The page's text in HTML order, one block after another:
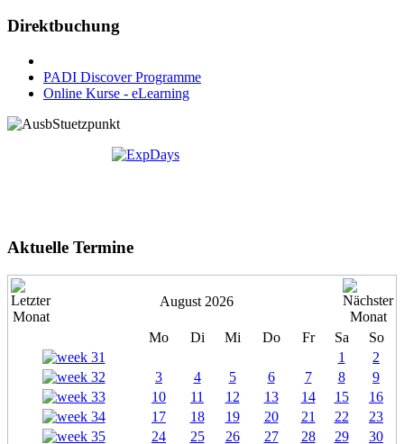
Direktbuchung
PADI Discover Programme
Online Kurse - eLearning
Aktuelle Termine
August 2026
Mo Di Mi Do Fr Sa
So
1
2
3
4 5 6 7 8
9
10
11 12 13 14 15
16
17
18 19 20 21 22
23
24
25 26 27 28 29 30